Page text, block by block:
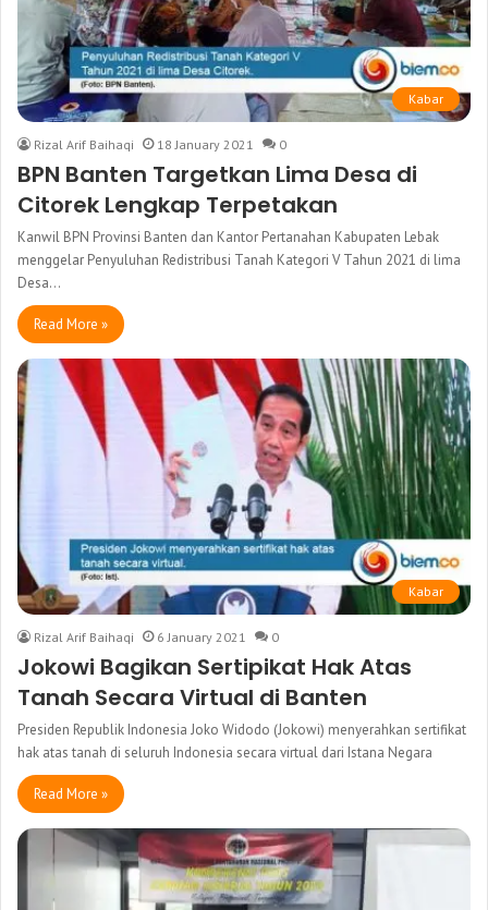
Kabar
Rizal Arif Baihaqi 18 January 2021 0
BPN Banten Targetkan Lima Desa di
Citorek Lengkap Terpetakan
Kanwil BPN Provinsi Banten dan Kantor Pertanahan Kabupaten Lebak
menggelar Penyuluhan Redistribusi Tanah Kategori V Tahun 2021 di lima
Desa…
Read More »
Kabar
Rizal Arif Baihaqi 6 January 2021 0
Jokowi Bagikan Sertipikat Hak Atas
Tanah Secara Virtual di Banten
Presiden Republik Indonesia Joko Widodo (Jokowi) menyerahkan sertifikat
hak atas tanah di seluruh Indonesia secara virtual dari Istana Negara
Read More »